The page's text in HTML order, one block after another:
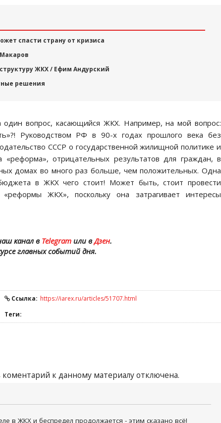
спасти страну от кризиса
ЖКХ / Ефим Андурский
решения
вопрос, касающийся ЖКХ. Например, на мой вопрос:
Руководством РФ в 90-х годах прошлого века без
СССР о государственной жилищной политике и
отрицательных результатов для граждан, в
домах во много раз больше, чем положительных. Одна
в ЖКХ чего стоит! Может быть, стоит провести
ЖКХ», поскольку она затрагивает интересы
канал в Telegramили вДзен.
главных событий дня.
Ссылка: https://iarex.ru/articles/51707.html
Теги:
к данному материалу отключена.
в ЖКХ и беспредел продолжается - этим сказано всё!